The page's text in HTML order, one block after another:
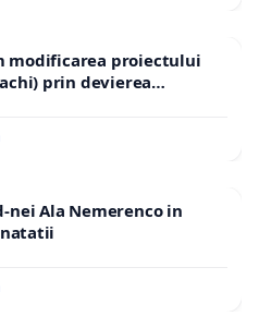
modificarea proiectului
prin devierea
nei Ala Nemerenco in